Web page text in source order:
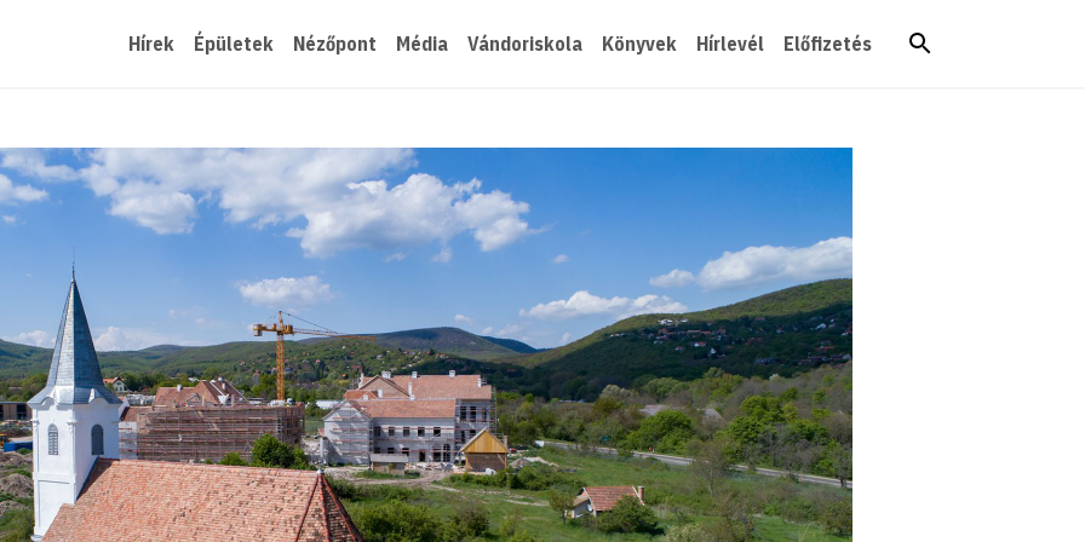
Hírek Épületek Nézőpont Média Vándoriskola Könyvek Hírlevél Előfizetés